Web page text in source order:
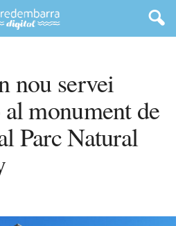
nou servei
monument de
Parc Natural